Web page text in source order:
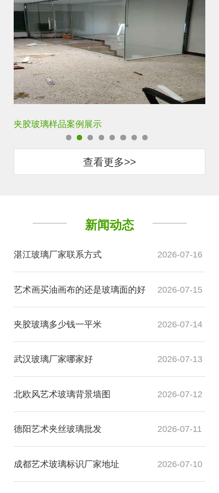
夹胶玻璃样品案例展示
查看更多>>
新闻动态
湛江玻璃厂家联系方式 2026-07-16
艺术画买油画布的还是玻璃面的好 2026-07-15
夹胶玻璃多少钱一平米 2026-07-14
武汉玻璃厂家哪家好 2026-07-13
北欧风艺术玻璃背景墙图 2026-07-12
德阳艺术夹丝玻璃批发 2026-07-11
成都艺术玻璃标识厂家地址 2026-07-10